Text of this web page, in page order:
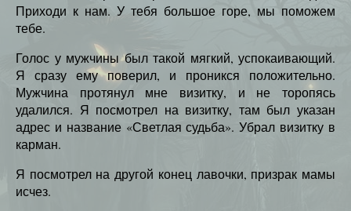
Приходи к нам. У тебя большое горе, мы поможем
тебе.
Голос у мужчины был такой мягкий, успокаивающий.
Я сразу ему поверил, и проникся положительно.
Мужчина протянул мне визитку, и не торопясь
удалился. Я посмотрел на визитку, там был указан
адрес и название «Светлая судьба». Убрал визитку в
карман.
Я посмотрел на другой конец лавочки, призрак мамы
исчез.